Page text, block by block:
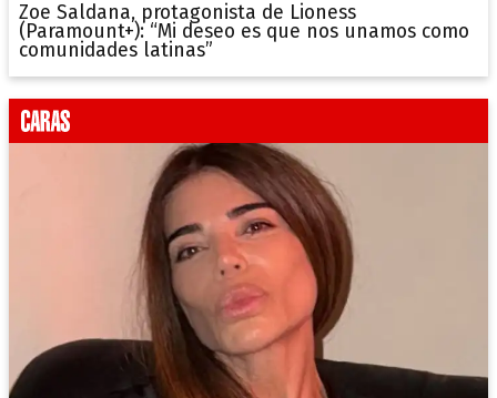
Zoe Saldana, protagonista de Lioness
(Paramount+): “Mi deseo es que nos unamos como
comunidades latinas”